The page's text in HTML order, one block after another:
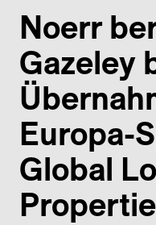
Noerr
Gazeley
Europa-
Global